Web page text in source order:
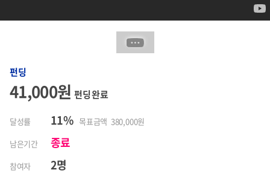
펀딩
41,000원펀딩 완료
달성률 11% 목표금액 380,000원
남은기간
종료
참여자 2명